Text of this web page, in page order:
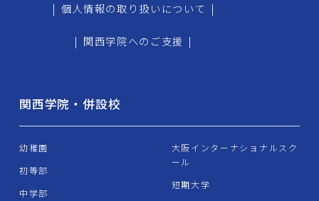
| 個人情報の取り扱いについて |
| 関西学院へのご支援 |
関西学院・併設校
幼稚園
初等部
中学部
大阪インターナショナルスク
ール
短期大学